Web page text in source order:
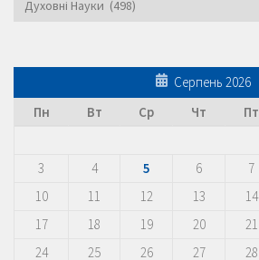
Серпень 2026
Пн
Вт Ср Чт Пт
3
4 5 6 7
10
11 12 13 14
17
18 19 20 21
24
25 26 27 28